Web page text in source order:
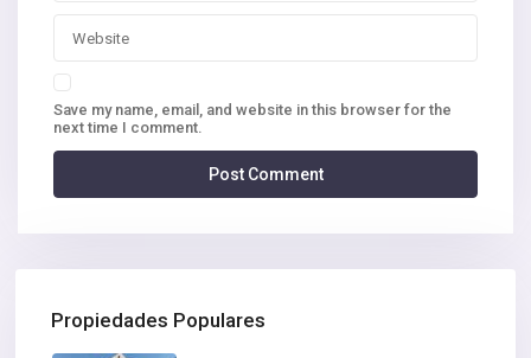
Save my name, email, and website in this browser for the
next time I comment.
Propiedades Populares